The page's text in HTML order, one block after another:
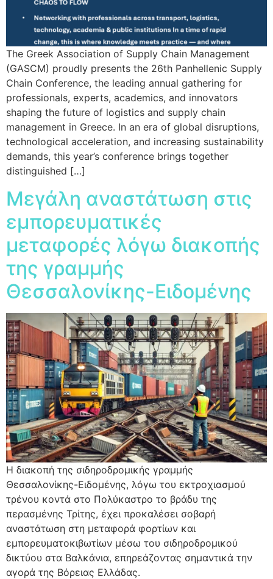
The Greek Association of Supply Chain Management
(GASCM) proudly presents the 26th Panhellenic Supply
Chain Conference, the leading annual gathering for
professionals, experts, academics, and innovators
shaping the future of logistics and supply chain
management in Greece. In an era of global disruptions,
technological acceleration, and increasing sustainability
demands, this year’s conference brings together
distinguished […]
Μεγάλη αναστάτωση στις
εμπορευματικές
μεταφορές λόγω διακοπής
της γραμμής
Θεσσαλονίκης-Ειδομένης
Η διακοπή της σιδηροδρομικής γραμμής
Θεσσαλονίκης-Ειδομένης, λόγω του εκτροχιασμού
τρένου κοντά στο Πολύκαστρο το βράδυ της
περασμένης Τρίτης, έχει προκαλέσει σοβαρή
αναστάτωση στη μεταφορά φορτίων και
εμπορευματοκιβωτίων μέσω του σιδηροδρομικού
δικτύου στα Βαλκάνια, επηρεάζοντας σημαντικά την
αγορά της Βόρειας Ελλάδας.